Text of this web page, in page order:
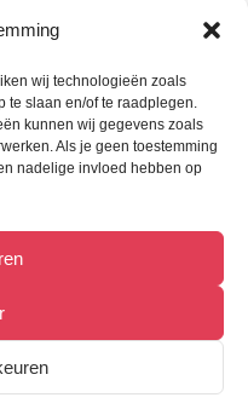
wij technologieën zoals
te slaan en/of te raadplegen.
kunnen wij gegevens zoals
Als je geen toestemming
nadelige invloed hebben op